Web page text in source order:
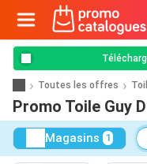
Toutes les offres
Promo Toile Guy
Magasins 1